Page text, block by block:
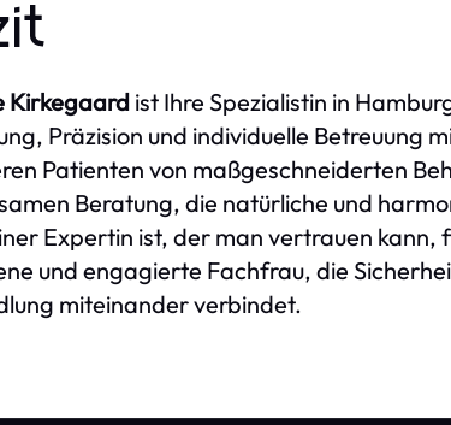
Kirkegaard ist Ihre Spezialistin in
Präzision und individuelle Betreuung
Patienten von maßgeschneiderten
Beratung, die natürliche und
Expertin ist, der man vertrauen kann,
und engagierte Fachfrau, die
miteinander verbindet.